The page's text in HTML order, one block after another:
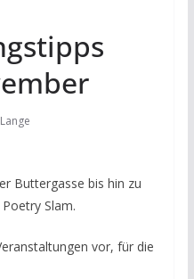
Buttergasse bis hin zu
Slam.
vor, für die